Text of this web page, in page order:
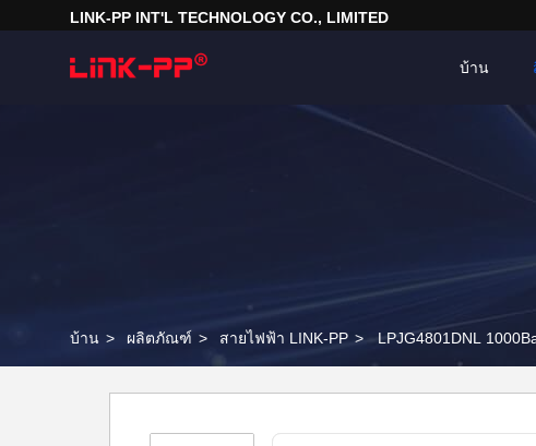
LINK-PP INT'L TECHNOLOGY CO., LIMITED
บ้าน
บ้าน > ผลิตภัณฑ์ > สายไฟฟ้า LINK-PP > LPJG4801DNL